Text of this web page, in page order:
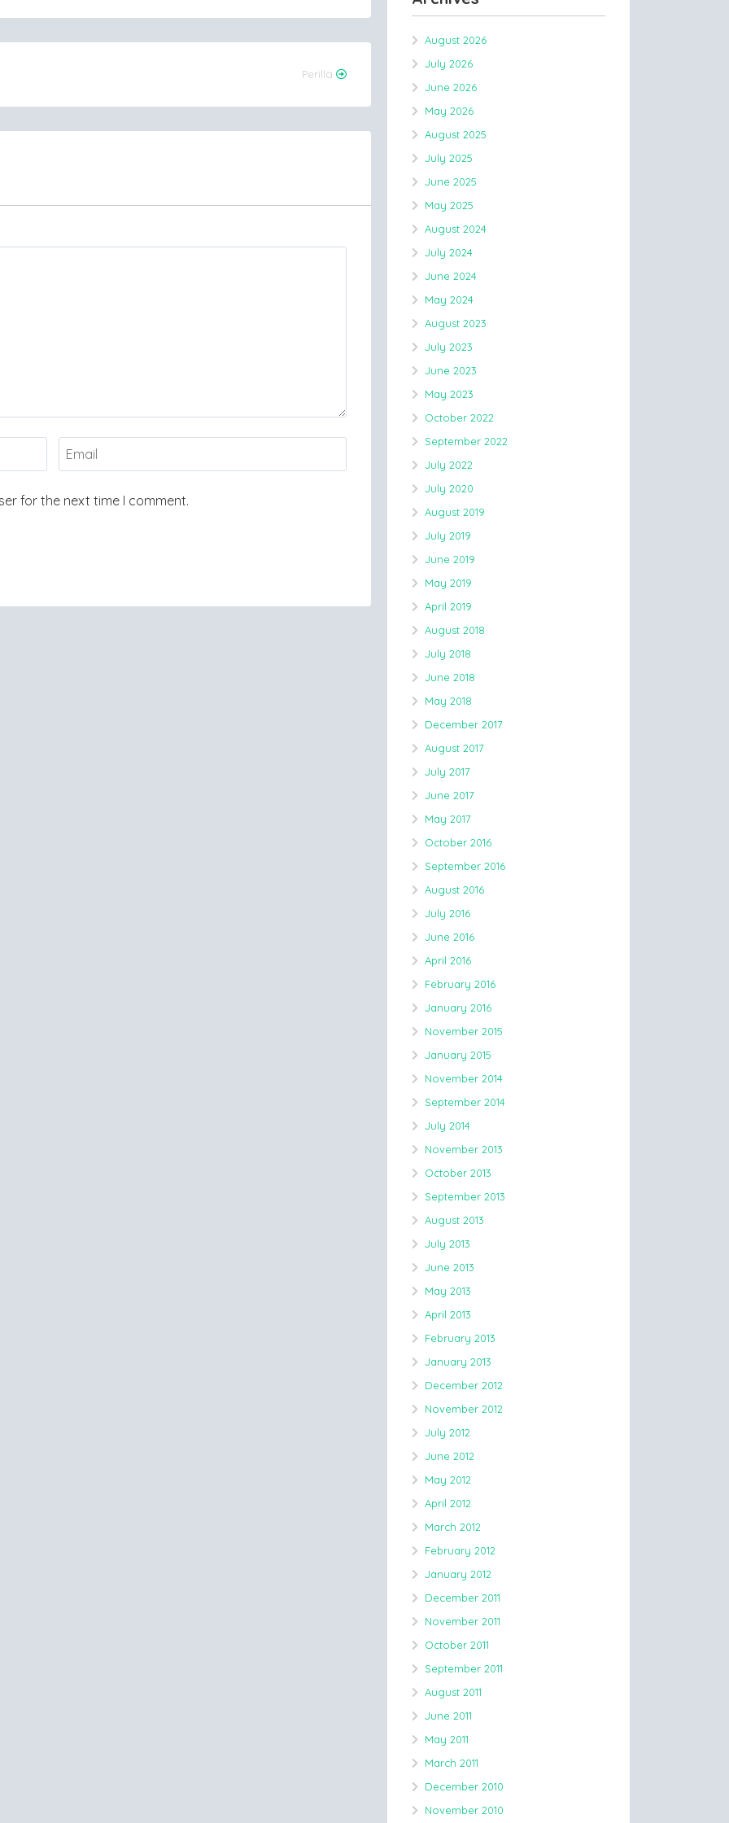
Perillä
for the next time I comment.
August 2026
July 2026
June 2026
May 2026
August 2025
July 2025
June 2025
May 2025
August 2024
July 2024
June 2024
May 2024
August 2023
July 2023
June 2023
May 2023
October 2022
September 2022
July 2022
July 2020
August 2019
July 2019
June 2019
May 2019
April 2019
August 2018
July 2018
June 2018
May 2018
December 2017
August 2017
July 2017
June 2017
May 2017
October 2016
September 2016
August 2016
July 2016
June 2016
April 2016
February 2016
January 2016
November 2015
January 2015
November 2014
September 2014
July 2014
November 2013
October 2013
September 2013
August 2013
July 2013
June 2013
May 2013
April 2013
February 2013
January 2013
December 2012
November 2012
July 2012
June 2012
May 2012
April 2012
March 2012
February 2012
January 2012
December 2011
November 2011
October 2011
September 2011
August 2011
June 2011
May 2011
March 2011
December 2010
November 2010